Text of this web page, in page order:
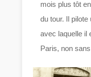
mois plus tôt
du tour. Il
avec laquelle il
Paris, non